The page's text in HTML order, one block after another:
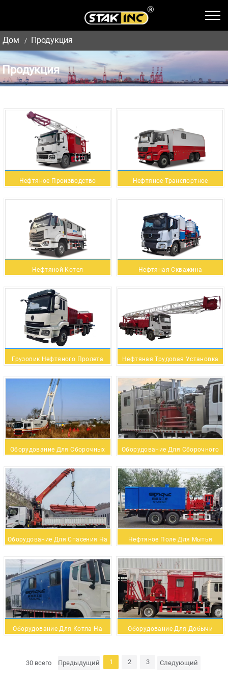
Дом Продукция
Продукция
Нефтяное Производство Нефтяное Транспортное
Нефтяной Котел Нефтяная Скважина
Грузовик Нефтяного Пролета Нефтяная Трудовая Установка
Оборудование Для Сборочных Оборудование Для Сборочного
Жидкости
Оборудование Для Спасения На Нефтяное Поле Для Мытья
Оборудование Для Котла На Оборудование Для Добычи
30 всего Предыдущий 1 2 3 Следующий